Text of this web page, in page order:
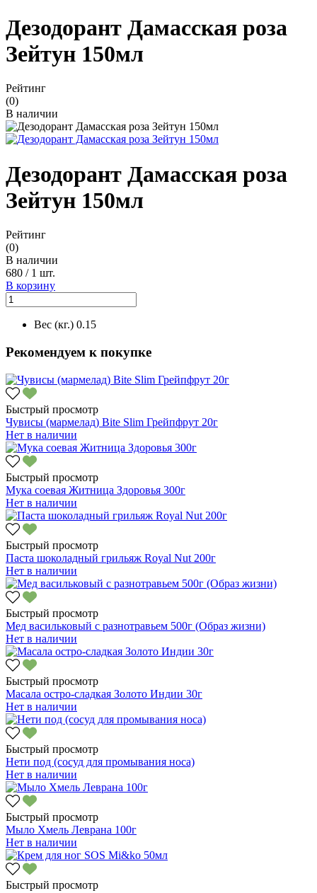
Дезодорант Дамасская роза
Зейтун 150мл
Рейтинг
(0)
В наличии
Дезодорант Дамасская роза
Зейтун 150мл
Рейтинг
(0)
В наличии
680 / 1 шт.
В корзину
Вес (кг.) 0.15
Рекомендуем к покупке
Быстрый просмотр
Чувисы (мармелад) Bite Slim Грейпфрут 20г
Нет в наличии
Быстрый просмотр
Мука соевая Житница Здоровья 300г
Нет в наличии
Быстрый просмотр
Паста шоколадный грильяж Royal Nut 200г
Нет в наличии
Быстрый просмотр
Мед васильковый с разнотравьем 500г (Образ жизни)
Нет в наличии
Быстрый просмотр
Масала остро-сладкая Золото Индии 30г
Нет в наличии
Быстрый просмотр
Нети под (сосуд для промывания носа)
Нет в наличии
Быстрый просмотр
Мыло Хмель Леврана 100г
Нет в наличии
Быстрый просмотр